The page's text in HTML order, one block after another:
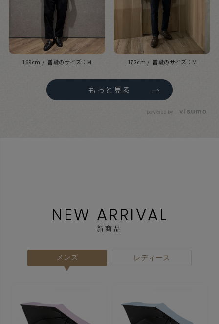
M
169cm M
172cm
powered by
もっと見る
NEW ARRIVAL
新商品
メンズ レディース